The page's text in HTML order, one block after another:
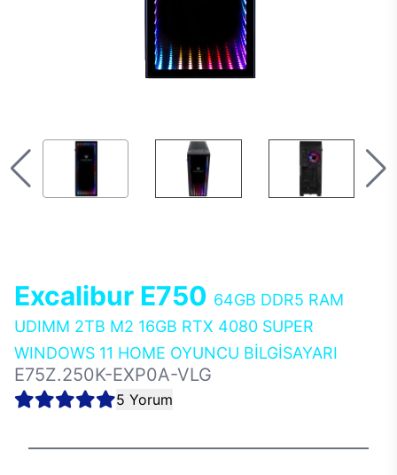
Excalibur E750 64GB DDR5 RAM
UDIMM 2TB M2 16GB RTX 4080 SUPER
WINDOWS 11 HOME OYUNCU BİLGİSAYARI
E75Z.250K-EXP0A-VLG
5 Yorum